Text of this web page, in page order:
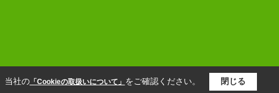
当社の「Cookieの取扱いについて」 をご確認ください。 閉じる